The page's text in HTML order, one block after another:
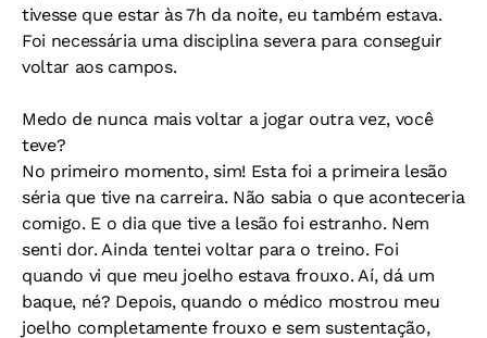
tivesse que estar às 7h da noite, eu também estava.
Foi necessária uma disciplina severa para conseguir
voltar aos campos.
Medo de nunca mais voltar a jogar outra vez, você
teve?
No primeiro momento, sim! Esta foi a primeira lesão
séria que tive na carreira. Não sabia o que aconteceria
comigo. E o dia que tive a lesão foi estranho. Nem
senti dor. Ainda tentei voltar para o treino. Foi
quando vi que meu joelho estava frouxo. Aí, dá um
baque, né? Depois, quando o médico mostrou meu
joelho completamente frouxo e sem sustentação,